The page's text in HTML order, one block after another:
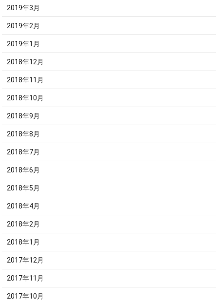
2019年3月
2019年2月
2019年1月
2018年12月
2018年11月
2018年10月
2018年9月
2018年8月
2018年7月
2018年6月
2018年5月
2018年4月
2018年2月
2018年1月
2017年12月
2017年11月
2017年10月